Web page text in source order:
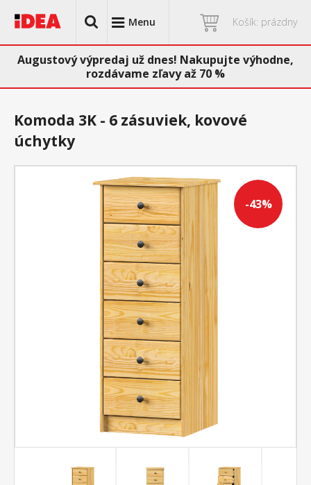
Menu Košík: prázdny
Augustový výpredaj už dnes! Nakupujte výhodne,
rozdávame zľavy až 70 %
-43%
Komoda 3K - 6 zásuviek, kovové
úchytky